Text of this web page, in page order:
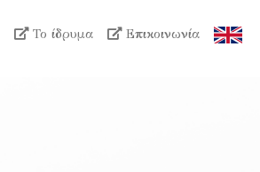
Το ίδρυμα Επικοινωνία